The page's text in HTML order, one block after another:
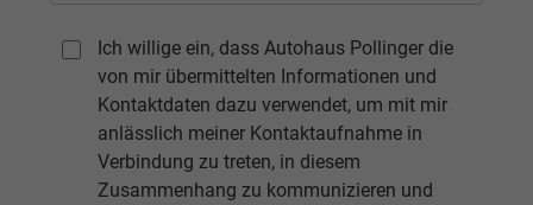
Ich willige ein, dass Autohaus Pollinger die
von mir übermittelten Informationen und
Kontaktdaten dazu verwendet, um mit mir
anlässlich meiner Kontaktaufnahme in
Verbindung zu treten, in diesem
Zusammenhang zu kommunizieren und